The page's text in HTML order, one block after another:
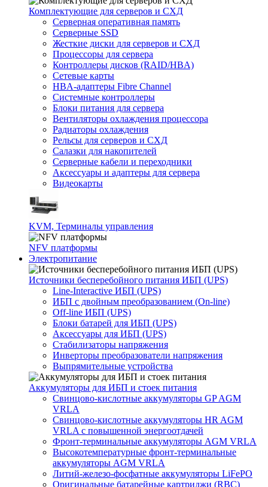
Комплектующие для серверов и СХД
Серверная оперативная память
Серверные SSD
Жесткие диски для серверов и СХД
Процессоры для сервера
Контроллеры дисков (RAID/HBA)
Сетевые карты
HBA-адаптеры Fibre Channel
Системные контроллеры
Блоки питания для сервера
Вентиляторы охлаждения процессора
Радиаторы охлаждения
Рельсы для серверов и СХД
Салазки для накопителей
Серверные кабели и переходники
Аксессуары и адаптеры для сервера
Видеокарты
KVM, Терминалы управления
NFV платформы
Электропитание
Источники бесперебойного питания ИБП (UPS)
Line-Interactive ИБП (UPS)
ИБП с двойным преобразованием (On-line)
Off-line ИБП (UPS)
Блоки батарей для ИБП (UPS)
Аксессуары для ИБП (UPS)
Стабилизаторы напряжения
Инверторы преобразователи напряжения
Выпрямительные устройства
Аккумуляторы для ИБП и стоек питания
Свинцово-кислотные аккумуляторы GP AGM
VRLA
Свинцово-кислотные аккумуляторы HR AGM
VRLA с повышенной энергоотдачей
Фронт-терминальные аккумуляторы AGM VRLA
Высокотемпературные фронт-терминальные
аккумуляторы AGM VRLA
Литий-железо-фосфатные аккумуляторы LiFePO
Оригинальные батарейные картриджи (RBC)